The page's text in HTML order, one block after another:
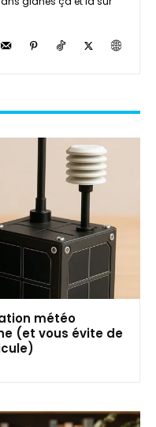
météo
(et vous évite de